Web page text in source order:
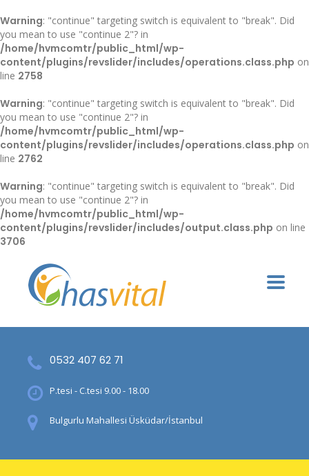
Warning: "continue" targeting switch is equivalent to "break". Did
you mean to use "continue 2"? in
/home/hvmcomtr/public_html/wp-
content/plugins/revslider/includes/operations.class.php on
line 2758
Warning: "continue" targeting switch is equivalent to "break". Did
you mean to use "continue 2"? in
/home/hvmcomtr/public_html/wp-
content/plugins/revslider/includes/operations.class.php on
line 2762
Warning: "continue" targeting switch is equivalent to "break". Did
you mean to use "continue 2"? in
/home/hvmcomtr/public_html/wp-
content/plugins/revslider/includes/output.class.php on line
3706
0532 407 62 71
P.tesi - C.tesi 9.00 - 18.00
Bulgurlu Mahallesi Üsküdar/İstanbul